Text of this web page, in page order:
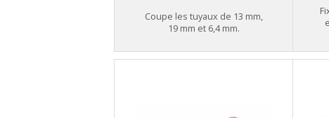
Coupe les tuyaux de 13 mm,
19 mm et 6,4 mm.